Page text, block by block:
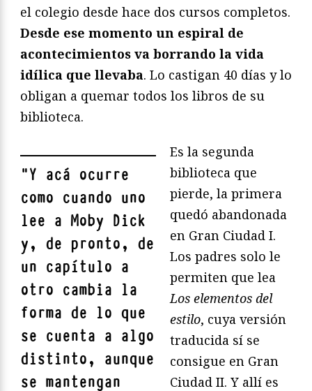
el colegio desde hace dos cursos completos.
Desde ese momento un espiral de
acontecimientos va borrando la vida
idílica que llevaba. Lo castigan 40 días y lo
obligan a quemar todos los libros de su
biblioteca.
"Y acá ocurre
como cuando uno
lee a Moby Dick
y, de pronto, de
un capítulo a
otro cambia la
forma de lo que
se cuenta a algo
distinto, aunque
se mantengan
Es la segunda
biblioteca que
pierde, la primera
quedó abandonada
en Gran Ciudad I.
Los padres solo le
permiten que lea
Los elementos del
estilo, cuya versión
traducida sí se
consigue en Gran
Ciudad II. Y allí es